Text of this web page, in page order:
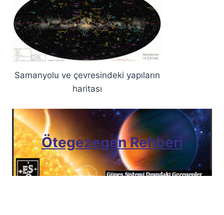
Samanyolu ve çevresindeki yapıların
haritası
Ötegezegen Rehberi